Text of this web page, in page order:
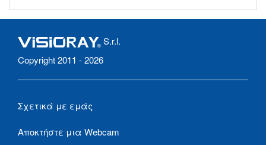
S.r.l.
Copyright 2011 - 2026
Σχετικά με εμάς
Αποκτήστε μια Webcam